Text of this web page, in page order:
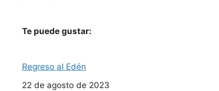
Te puede gustar:
Regreso al Edén
Fecha
22 de agosto de 2023